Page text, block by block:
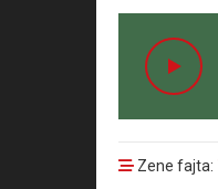
Zene fajta: